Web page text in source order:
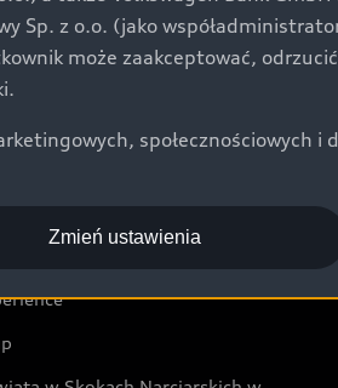
Sp. z o.o. (jako
może zaakceptować,
społecznościowych i
Zmień ustawienia
postępu
Nowoczesnej w Warszawie